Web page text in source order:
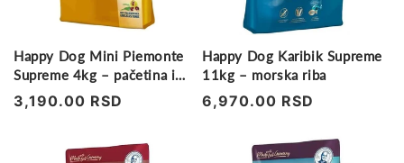
Happy Dog Mini Piemonte
Supreme 4kg – pačetina i
kesten
Regularna
3,190.00 RSD
Happy Dog Karibik Supreme
11kg – morska riba
Regularna
6,970.00 RSD